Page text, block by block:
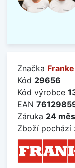
Značka Franke
Kód 29656
Kód výrobce
EAN
Záruka 24
Zboží pochází